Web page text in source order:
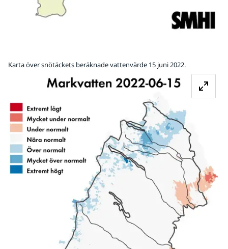
Karta över snötäckets beräknade vattenvärde 15 juni 2022.